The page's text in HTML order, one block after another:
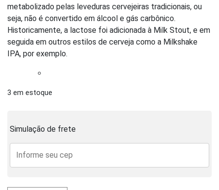
metabolizado pelas leveduras cervejeiras tradicionais, ou
seja, não é convertido em álcool e gás carbônico.
Historicamente, a lactose foi adicionada à Milk Stout, e em
seguida em outros estilos de cerveja como a Milkshake
IPA, por exemplo.
3 em estoque
Simulação de frete